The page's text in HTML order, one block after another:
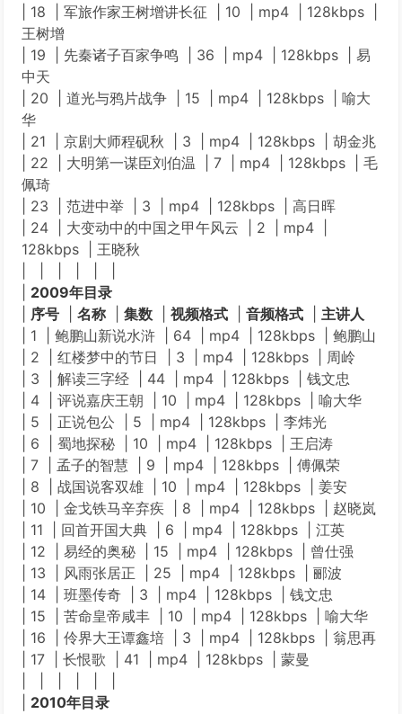
| 18 | 军旅作家王树增讲长征 | 10 | mp4 | 128kbps |
王树增
| 19 | 先秦诸子百家争鸣 | 36 | mp4 | 128kbps | 易
中天
| 20 | 道光与鸦片战争 | 15 | mp4 | 128kbps | 喻大
华
| 21 | 京剧大师程砚秋 | 3 | mp4 | 128kbps | 胡金兆
| 22 | 大明第一谋臣刘伯温 | 7 | mp4 | 128kbps | 毛
佩琦
| 23 | 范进中举 | 3 | mp4 | 128kbps | 高日晖
| 24 | 大变动中的中国之甲午风云 | 2 | mp4 |
128kbps | 王晓秋
2009年目录
序号 名称 集数 视频格式 音频格式
主讲人
| 1 | 鲍鹏山新说水浒 | 64 | mp4 | 128kbps | 鲍鹏山
| 2 | 红楼梦中的节日 | 3 | mp4 | 128kbps | 周岭
| 3 | 解读三字经 | 44 | mp4 | 128kbps | 钱文忠
| 4 | 评说嘉庆王朝 | 10 | mp4 | 128kbps | 喻大华
| 5 | 正说包公 | 5 | mp4 | 128kbps | 李炜光
| 6 | 蜀地探秘 | 10 | mp4 | 128kbps | 王启涛
| 7 | 孟子的智慧 | 9 | mp4 | 128kbps | 傅佩荣
| 8 | 战国说客双雄 | 10 | mp4 | 128kbps | 姜安
| 10 | 金戈铁马辛弃疾 | 8 | mp4 | 128kbps | 赵晓岚
| 11 | 回首开国大典 | 6 | mp4 | 128kbps | 江英
| 12 | 易经的奥秘 | 15 | mp4 | 128kbps | 曾仕强
| 13 | 风雨张居正 | 25 | mp4 | 128kbps | 郦波
| 14 | 班墨传奇 | 3 | mp4 | 128kbps | 钱文忠
| 15 | 苦命皇帝咸丰 | 10 | mp4 | 128kbps | 喻大华
| 16 | 伶界大王谭鑫培 | 3 | mp4 | 128kbps | 翁思再
| 17 | 长恨歌 | 41 | mp4 | 128kbps | 蒙曼
2010年目录